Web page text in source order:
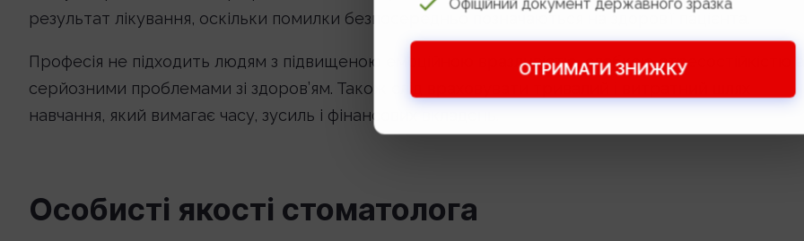
ОТРИМАТИ ЗНИЖКУ
результат лікування, оскільки помилки безпосередньо позначаються на здоров’ї пацієнта.
Професія не підходить людям з підвищеною емоційною вразливістю, слабкою стресостійкістю
серйозними проблемами зі здоров’ям. Також слід враховувати тривалий і витратний шлях
навчання, який вимагає часу, зусиль і фінансових вкладень.
Особисті якості стоматолога